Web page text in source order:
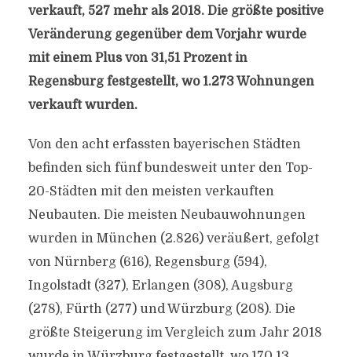
verkauft, 527 mehr als 2018. Die größte positive
Veränderung gegenüber dem Vorjahr wurde
mit einem Plus von 31,51 Prozent in
Regensburg festgestellt, wo 1.273 Wohnungen
verkauft wurden.
Von den acht erfassten bayerischen Städten
befinden sich fünf bundesweit unter den Top-
20-Städten mit den meisten verkauften
Neubauten. Die meisten Neubauwohnungen
wurden in München (2.826) veräußert, gefolgt
von Nürnberg (616), Regensburg (594),
Ingolstadt (327), Erlangen (308), Augsburg
(278), Fürth (277) und Würzburg (208). Die
größte Steigerung im Vergleich zum Jahr 2018